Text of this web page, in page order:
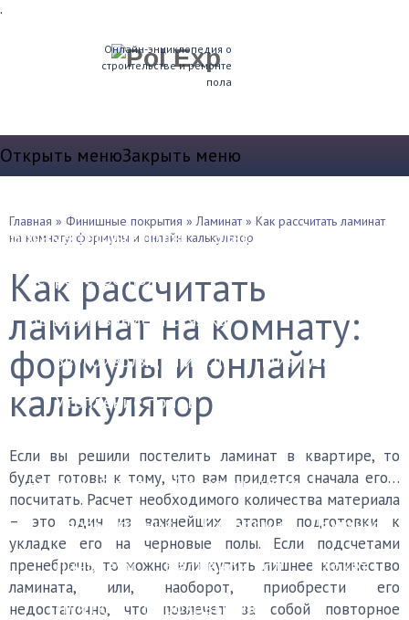
.
Онлайн-энциклопедия о
строительстве и ремонте
пола
Открыть менюЗакрыть меню
Водяные теплые полы
Электрические полы
Устройство пола
Выравнивание и стяжка
Звукоизоляция и т.д.
Плинтуса
Утепление полов
Бетонный пол
Деревянный пол
Керамогранит
Ковролин
Ламинат
Линолеум
Наливной пол
Паркет
Плитка
Пробковый пол
Главная » Финишные покрытия »Ламинат» Как рассчитать ламинат
на комнату: формулы и онлайн калькулятор
Как рассчитать
ламинат на комнату:
формулы и онлайн
калькулятор
Если вы решили постелить ламинат в квартире, то
будет готовы к тому, что вам придется сначала его…
посчитать. Расчет необходимого количества материала
– это один из важнейших этапов подготовки к
укладке его на черновые полы. Если подсчетами
пренебречь, то можно или купить лишнее количество
ламината, или, наоборот, приобрести его
недостаточно, что повлечет за собой повторное